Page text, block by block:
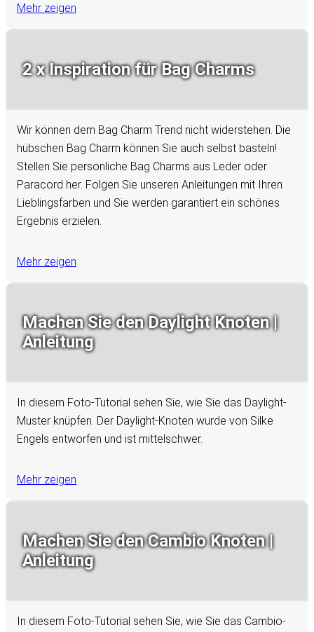
Mehr zeigen
2 x Inspiration für Bag Charms
Wir können dem Bag Charm Trend nicht widerstehen. Die
hübschen Bag Charm können Sie auch selbst basteln!
Stellen Sie persönliche Bag Charms aus Leder oder
Paracord her. Folgen Sie unseren Anleitungen mit Ihren
Lieblingsfarben und Sie werden garantiert ein schönes
Ergebnis erzielen.
Mehr zeigen
Machen Sie den Daylight Knoten |
Anleitung
In diesem Foto-Tutorial sehen Sie, wie Sie das Daylight-
Muster knüpfen. Der Daylight-Knoten wurde von Silke
Engels entworfen und ist mittelschwer.
Mehr zeigen
Machen Sie den Cambio Knoten |
Anleitung
In diesem Foto-Tutorial sehen Sie, wie Sie das Cambio-